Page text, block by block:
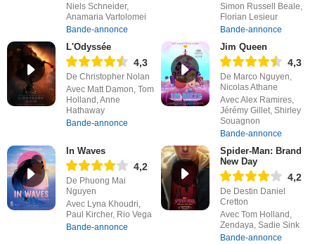
Niels Schneider,
Anamaria Vartolomei
Bande-annonce
Simon Russell Beale,
Florian Lesieur
Bande-annonce
L'Odyssée
4,3
De Christopher Nolan
Avec Matt Damon, Tom
Holland, Anne
Hathaway
Bande-annonce
Jim Queen
4,3
De Marco Nguyen,
Nicolas Athane
Avec Alex Ramires,
Jérémy Gillet, Shirley
Souagnon
Bande-annonce
In Waves
4,2
De Phuong Mai
Nguyen
Avec Lyna Khoudri,
Paul Kircher, Rio Vega
Bande-annonce
Spider-Man: Brand
New Day
4,2
De Destin Daniel
Cretton
Avec Tom Holland,
Zendaya, Sadie Sink
Bande-annonce